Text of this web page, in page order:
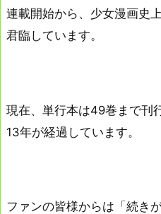
連載開始から、少女漫画史
君臨しています。
現在、単行本は49巻まで刊
13年が経過しています。
ファンの皆様からは「続き